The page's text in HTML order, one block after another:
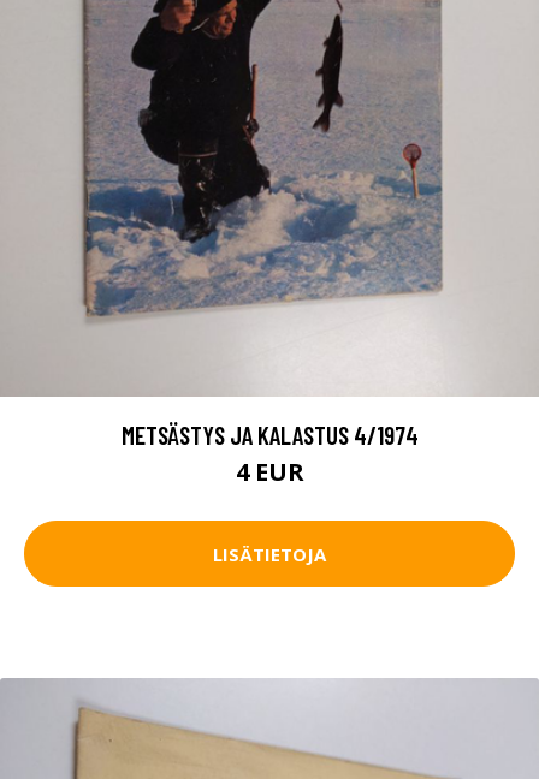
METSÄSTYS JA KALASTUS 4/1974
4 EUR
LISÄTIETOJA